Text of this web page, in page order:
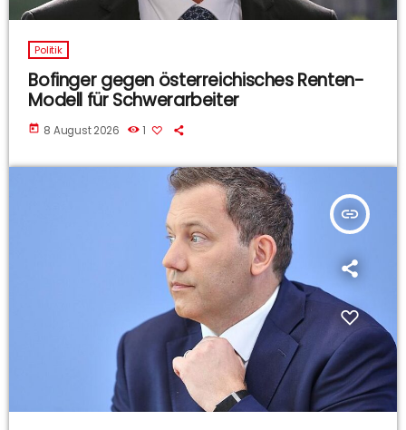
Politik
Bofinger gegen österreichisches Renten-
Modell für Schwerarbeiter
today 8 August 2026 1
insert_link